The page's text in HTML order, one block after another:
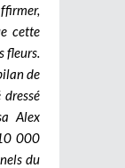
cette
fleurs.
de
Alex
000
du